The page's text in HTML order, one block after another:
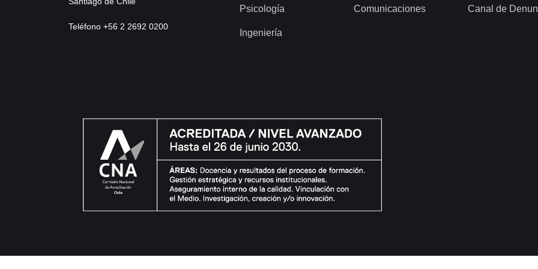
Teléfono +56 2 2692 0200
Psicología
Ingeniería
Comunicaciones Canal de